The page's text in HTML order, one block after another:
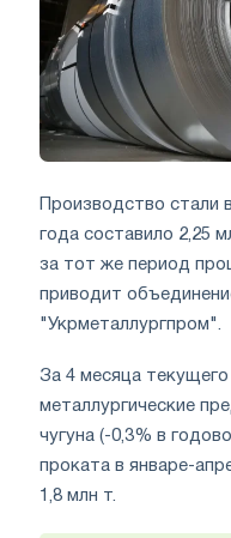
Производство стали
года составило 2,25
за тот же период
приводит
"Укрметаллургпром".
За 4 месяца текущего
металлургические
чугуна (-0,3% в
проката в январе-
1,8 млн т.